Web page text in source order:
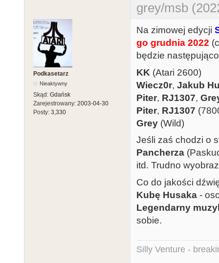
grey/msb
Podkasetarz
Nieaktywny
Skąd: Gdańsk
Zarejestrowany: 2003-04-30
Posty: 3,330
Na zimowej edycji
go grudnia 2022
będzie
KK (Atari 2600)
Wiecz0r, Jakub
Piter, RJ1307,
Piter, RJ1307
Grey (Wild)
Jeśli zaś chodzi o
Pancherza
itd. Trudno
Co do jakości
Kubę Husaka -
Legendarny
sobie.
Silly Venture -